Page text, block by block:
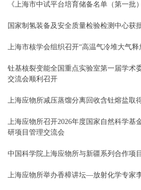
《上海市中试平台培育储备名单（第一批）
国家制氢装备及安全质量检验检测中心获
上海市核学会组织召开“高温气冷堆大气释
钍基核裂变能全国重点实验室第一届学术
交流会顺利召开
上海应物所减压蒸馏分离回收含钍熔盐取
上海应物所召开2026年度国家自然科学基
研项目管理交流会
中国科学院上海应物所与新疆系列合作项
上海应物所举办香樟讲坛—放射化学专家